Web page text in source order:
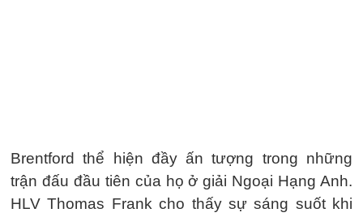
Brentford thể hiện đầy ấn tượng trong những
trận đấu đầu tiên của họ ở giải Ngoại Hạng Anh.
HLV Thomas Frank cho thấy sự sáng suốt khi